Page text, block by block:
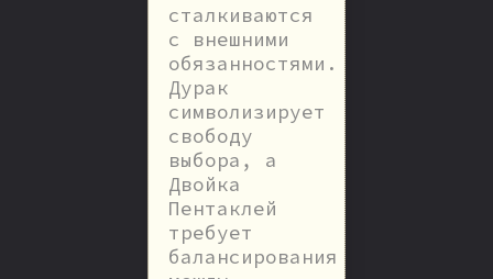
сталкиваются
с внешними
обязанностями.
Дурак
символизирует
свободу
выбора, а
Двойка
Пентаклей
требует
балансирования